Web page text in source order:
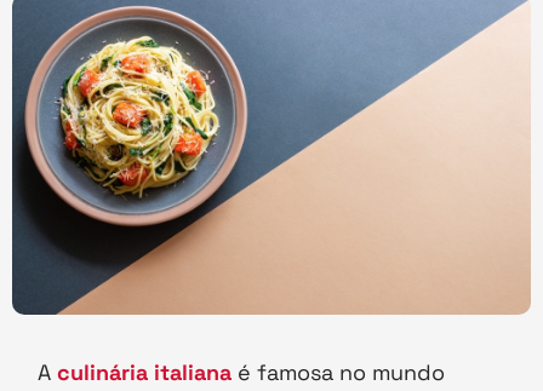
Aculinária italiana é famosa no mundo